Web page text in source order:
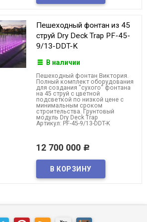
Пешеходный фонтан из 45
струй Dry Deck Trap PF-45-
9/13-DDT-K
В наличии
Пешеходный фонтан Виктория.
Полный комплект оборудования
для создания "сухого" фонтана
на 45 струй с цветной
подсветкой по низкой цене с
минимальным сроком
строительства. Грунтовый
модуль Dry Deck Trap
Артикул: PF-45-9/13-DDT-K
12 700 000 Р